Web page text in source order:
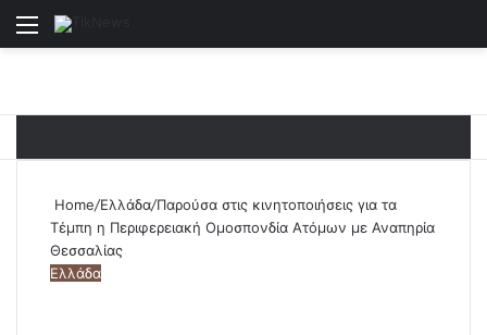
Menu
Home/Ελλάδα/Παρούσα στις κινητοποιήσεις για τα
Τέμπη η Περιφερειακή Ομοσπονδία Ατόμων με Αναπηρία
Θεσσαλίας
Ελλάδα